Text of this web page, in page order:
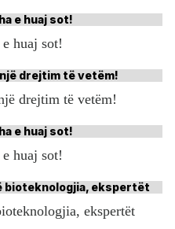
huaj sot!
drejtim të vetëm!
huaj sot!
ekspertët